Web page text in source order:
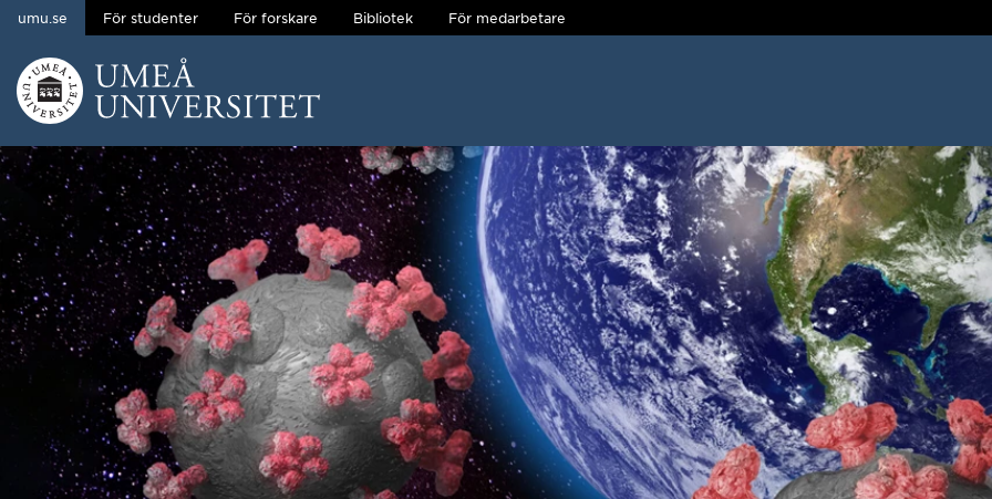
Hoppa direkt till innehållet
umu.se För studenter För forskare Bibliotek För medarbetare
Huvudmenyn dold.